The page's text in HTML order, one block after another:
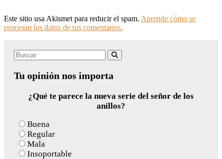
Este sitio usa Akismet para reducir el spam. Aprende cómo se
procesan los datos de tus comentarios.
Search
Tu opinión nos importa
¿Qué te parece la nueva serie del señor de los
anillos?
Buena
Regular
Mala
Insoportable